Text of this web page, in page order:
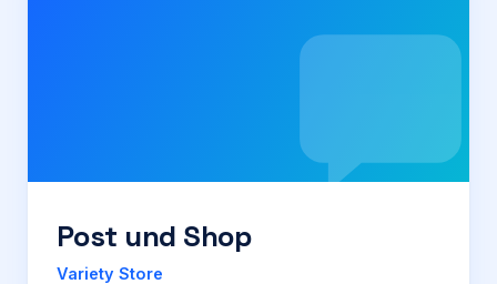
PreisePost und Shop
Variety Store